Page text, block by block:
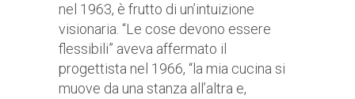
nel 1963, è frutto di un’intuizione
visionaria. “Le cose devono essere
flessibili” aveva affermato il
progettista nel 1966, “la mia cucina si
muove da una stanza all’altra e,